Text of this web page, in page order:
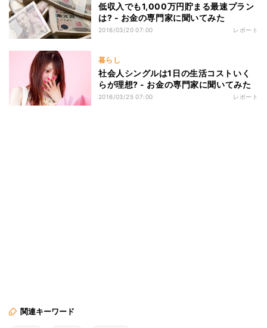
低収入でも1,000万円貯まる最速プラン
は? - お金の専門家に聞いてみた
2016/03/20 07:00 レポート
暮らし
社会人シングルは1日の生活コストいく
らが理想? - お金の専門家に聞いてみた
2016/03/25 07:00 レポート
関連キーワード